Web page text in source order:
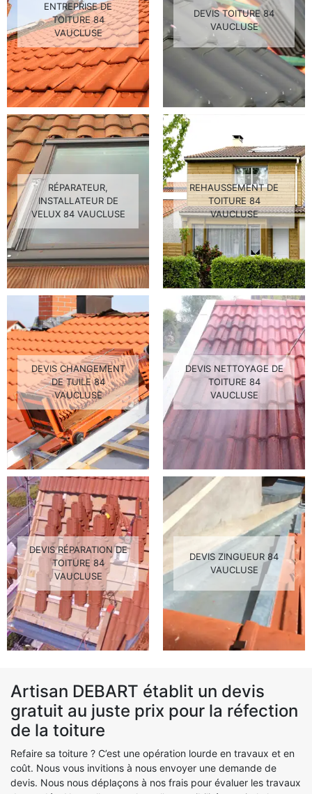
ENTREPRISE DE
TOITURE 84
VAUCLUSE
DEVIS TOITURE 84
VAUCLUSE
RÉPARATEUR,
INSTALLATEUR DE
VELUX 84 VAUCLUSE
REHAUSSEMENT DE
TOITURE 84
VAUCLUSE
DEVIS CHANGEMENT
DE TUILE 84
VAUCLUSE
DEVIS NETTOYAGE DE
TOITURE 84
VAUCLUSE
DEVIS RÉPARATION DE
TOITURE 84
VAUCLUSE
DEVIS ZINGUEUR 84
VAUCLUSE
Artisan DEBART établit un devis
gratuit au juste prix pour la réfection
de la toiture
Refaire sa toiture ? C’est une opération lourde en travaux et en
coût. Nous vous invitions à nous envoyer une demande de
devis. Nous nous déplaçons à nos frais pour évaluer les travaux